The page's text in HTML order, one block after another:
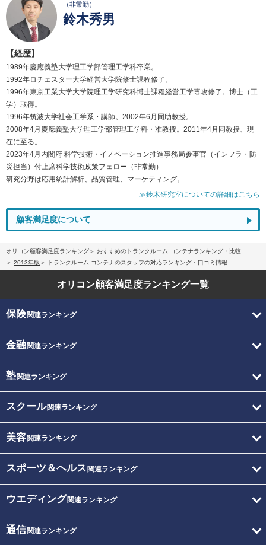
（非常勤）
鈴木秀男
【経歴】
1989年慶應義塾大学理工学部管理工学科卒業。
1992年ロチェスター大学経営大学院修士課程修了。
1996年東京工業大学大学院理工学研究科博士課程経営工学専攻修了。博士（工
学）取得。
1996年筑波大学社会工学系・講師。2002年6月同助教授。
2008年4月慶應義塾大学理工学部管理工学科・准教授。2011年4月同教授、現
在に至る。
2023年4月内閣府 科学技術・イノベーション推進事務局参事官（インフラ・防
災担当）付上席科学技術政策フェロー（非常勤）
研究分野は応用統計解析、品質管理、マーケティング。
≫鈴木研究室についての詳細はこちら
顧客満足度について
オリコン顧客満足度ランキング
おすすめのトランクルーム コンテナランキング・比較
2013年版
トランクルーム コンテナのスタッフの対応ランキング・口コミ情報
オリコン顧客満足度ランキング一覧
保険関連ランキング
金融関連ランキング
塾関連ランキング
スクール関連ランキング
美容関連ランキング
スポーツ＆ヘルス 関連ランキング
ウエディング関連ランキング
通信関連ランキング